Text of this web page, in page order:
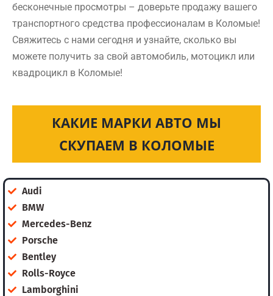
бесконечные просмотры – доверьте продажу вашего
транспортного средства профессионалам в Коломые!
Свяжитесь с нами сегодня и узнайте, сколько вы
можете получить за свой автомобиль, мотоцикл или
квадроцикл в Коломые!
КАКИЕ МАРКИ АВТО МЫ
СКУПАЕМ В КОЛОМЫЕ
Audi
BMW
Mercedes-Benz
Porsche
Bentley
Rolls-Royce
Lamborghini